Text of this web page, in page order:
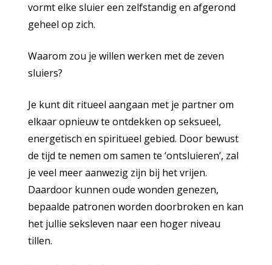
vormt elke sluier een zelfstandig en afgerond
geheel op zich.
Waarom zou je willen werken met de zeven
sluiers?
Je kunt dit ritueel aangaan met je partner om
elkaar opnieuw te ontdekken op seksueel,
energetisch en spiritueel gebied. Door bewust
de tijd te nemen om samen te ‘ontsluieren’, zal
je veel meer aanwezig zijn bij het vrijen.
Daardoor kunnen oude wonden genezen,
bepaalde patronen worden doorbroken en kan
het jullie seksleven naar een hoger niveau
tillen.